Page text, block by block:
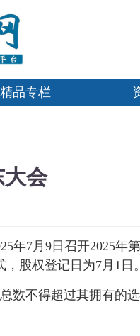
精品专栏
会
年7月9日召开2025年
股权登记日为7月1日。
数不得超过其拥有的